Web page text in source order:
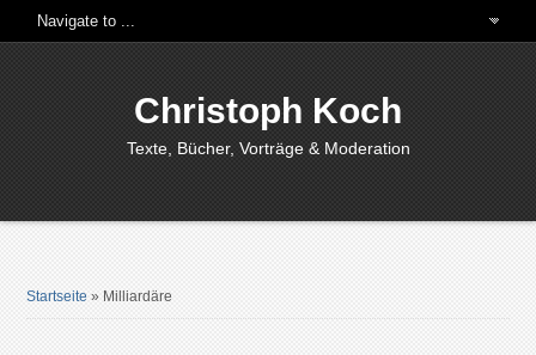
Christoph Koch
Texte, Bücher, Vorträge & Moderation
Startseite » Milliardäre